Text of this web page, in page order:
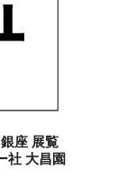
座 展覧
社 大昌園